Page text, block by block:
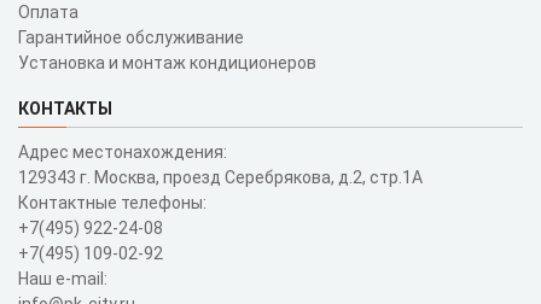
Оплата
Гарантийное обслуживание
Установка и монтаж кондиционеров
КОНТАКТЫ
Адрес местонахождения:
129343 г. Москва, проезд Серебрякова, д.2, стр.1A
Контактные телефоны:
+7(495) 922-24-08
+7(495) 109-02-92
Наш e-mail: